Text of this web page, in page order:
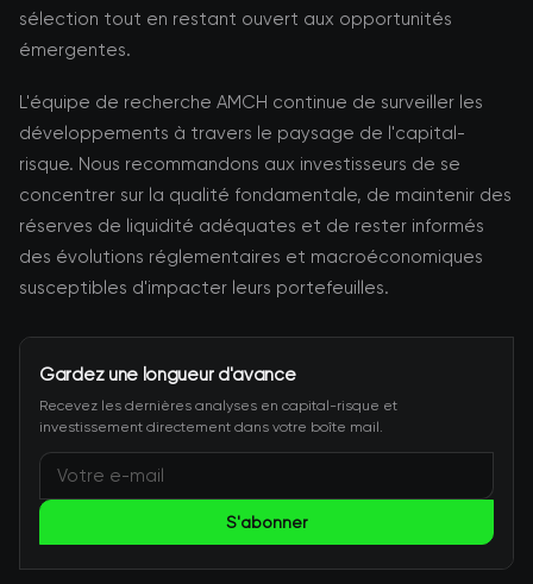
sélection tout en restant ouvert aux opportunités
émergentes.
L'équipe de recherche AMCH continue de surveiller les
développements à travers le paysage de l'capital-
risque. Nous recommandons aux investisseurs de se
concentrer sur la qualité fondamentale, de maintenir des
réserves de liquidité adéquates et de rester informés
des évolutions réglementaires et macroéconomiques
susceptibles d'impacter leurs portefeuilles.
Gardez une longueur d'avance
Recevez les dernières analyses en capital-risque et
investissement directement dans votre boîte mail.
S'abonner